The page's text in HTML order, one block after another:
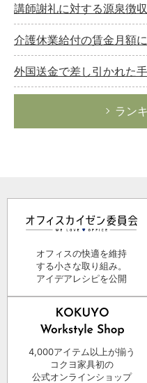
講師謝礼に対する源泉徴
介護休業給付の賃金月額
外国送金で差し引かれた
ラン
オフィスの快適を維持
する小さな取り組み。
アイデアレシピを公開
4,000アイテム以上が揃う
コクヨ家具初の
公式オンラインショップ